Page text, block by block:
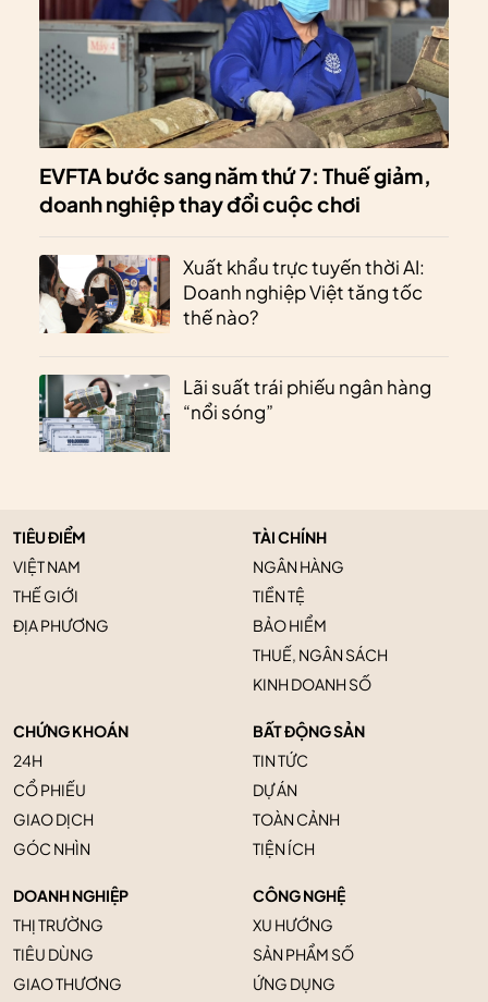
EVFTA bước sang năm thứ 7: Thuế giảm,
doanh nghiệp thay đổi cuộc chơi
Xuất khẩu trực tuyến thời AI:
Doanh nghiệp Việt tăng tốc
thế nào?
Lãi suất trái phiếu ngân hàng
“nổi sóng”
TIÊU ĐIỂM
VIỆT NAM
THẾ GIỚI
ĐỊA PHƯƠNG
TÀI CHÍNH
NGÂN HÀNG
TIỀN TỆ
BẢO HIỂM
THUẾ, NGÂN SÁCH
KINH DOANH SỐ
CHỨNG KHOÁN
24H
CỔ PHIẾU
GIAO DỊCH
GÓC NHÌN
BẤT ĐỘNG SẢN
TIN TỨC
DỰ ÁN
TOÀN CẢNH
TIỆN ÍCH
DOANH NGHIỆP
THỊ TRƯỜNG
TIÊU DÙNG
GIAO THƯƠNG
CÔNG NGHỆ
XU HƯỚNG
SẢN PHẨM SỐ
ỨNG DỤNG